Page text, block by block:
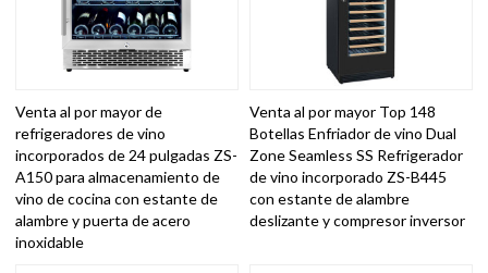
Venta al por mayor de
refrigeradores de vino
incorporados de 24 pulgadas ZS-
A150 para almacenamiento de
vino de cocina con estante de
alambre y puerta de acero
inoxidable
Venta al por mayor Top 148
Botellas Enfriador de vino Dual
Zone Seamless SS Refrigerador
de vino incorporado ZS-B445
con estante de alambre
deslizante y compresor inversor